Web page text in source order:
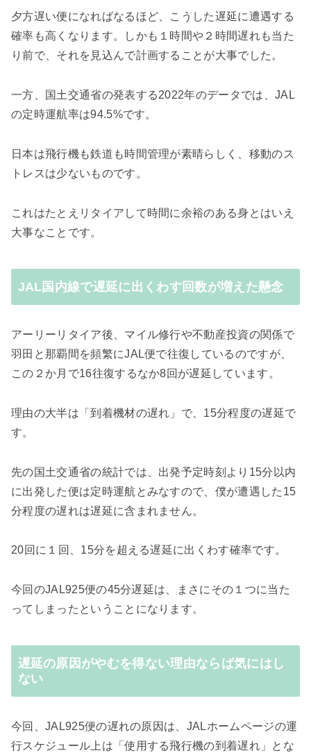
夕方遅い便になればなるほど、こうした遅延に遭遇する
確率も高くなります。しかも１時間や２時間遅れも当た
り前で、 それを見込んで計画することが大事でした。
一方、
国土交通省の発表する2022年のデータでは、JAL
の定時運航率は94.5%です。
日本は飛行機も鉄道も時間管理が素晴らしく、移動のス
トレスは少ないものです。
これはたとえリタイアして時間に余裕のある身とはいえ
大事なことです。
JAL国内線で遅延に出くわす回数が増えた懸念
アーリーリタイア後、マイル修行や不動産投資の関係で
羽田と那覇間を頻繁にJAL便で往復しているのですが、
この２か月で16往復するなか8回が遅延しています。
理由の大半は「到着機材の遅れ」で、 15分程度の遅延で
す。
先の国土交通省の統計では、 出発予定時刻より15分以内
に出発した便は定時運航とみなすので、僕が遭遇した15
分程度の遅れは遅延に含まれません。
20回に１回、15分を超える遅延に出くわす確率です。
今回のJAL925便の45分遅延は、まさにその１つに当た
ってしまったということになります。
遅延の原因がやむを得ない理由ならば気にはし
ない
今回、JAL925便の遅れの原因は、JALホームページの運
行スケジュール上は「使用する飛行機の到着遅れ」とな